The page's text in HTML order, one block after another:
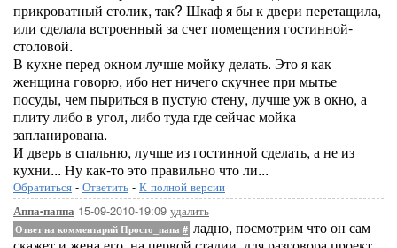
прикроватный столик, так? Шкаф я бы к двери перетащила,
или сделала встроенный за счет помещения гостинной-
столовой.
В кухне перед окном лучше мойку делать. Это я как
женщина говорю, ибо нет ничего скучнее при мытье
посуды, чем пыриться в пустую стену, лучше уж в окно, а
плиту либо в угол, либо туда где сейчас мойка
запланирована.
И дверь в спальню, лучше из гостинной сделать, а не из
кухни... Ну как-то это правильно что ли...
Обратиться - Ответить - К полной версии
Аппа-паппа 15-09-2010-19:09 удалить
Ответ на комментарий Просто_папа # ладно, посмотрим что он сам